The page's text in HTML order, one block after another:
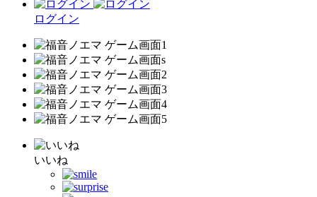
ログイン
いいね